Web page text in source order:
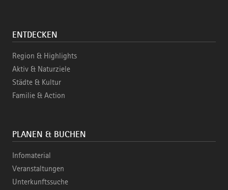
ENTDECKEN
Region & Highlights
Aktiv & Naturziele
Städte & Kultur
Familie & Action
PLANEN & BUCHEN
Infomaterial
Veranstaltungen
Unterkunftssuche